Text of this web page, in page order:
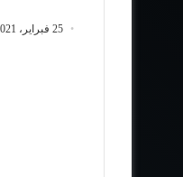
25 فبراير، 2021